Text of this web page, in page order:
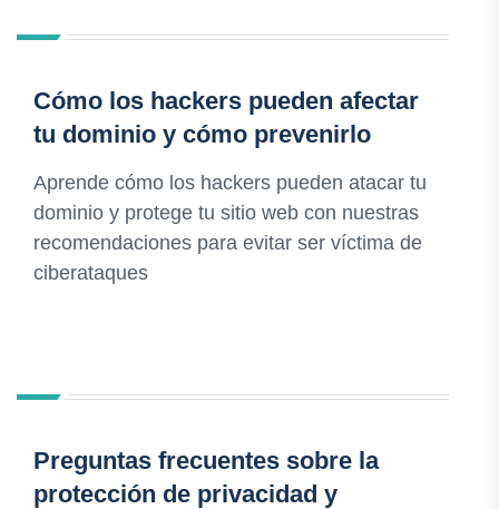
Cómo los hackers pueden afectar
tu dominio y cómo prevenirlo
Aprende cómo los hackers pueden atacar tu
dominio y protege tu sitio web con nuestras
recomendaciones para evitar ser víctima de
ciberataques
Preguntas frecuentes sobre la
protección de privacidad y